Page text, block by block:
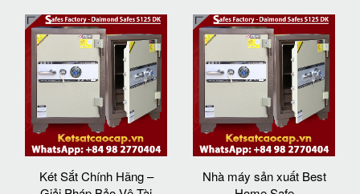
Két Sắt Chính Hãng –
Nhà máy sản xuất Best